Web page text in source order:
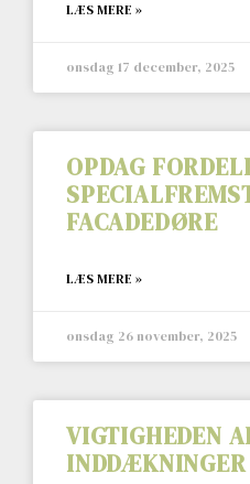
LÆS MERE »
onsdag 17 december, 2025
OPDAG
FACADEDØRE
LÆS MERE »
onsdag 26 november, 2025
VIGTIGHEDEN